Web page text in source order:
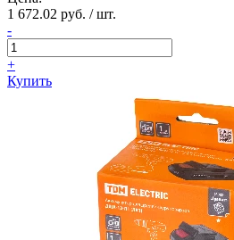
1 672.02 руб. / шт.
-
+
Купить